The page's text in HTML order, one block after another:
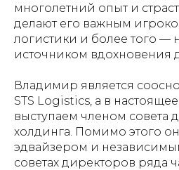
многолетний опыт и
делают его важным
логистики и более того —
источником вдохновения
Владимир является
STS Logistics, а в
выступаем членом совета
холдинга. Помимо этого он
эдвайзером и
советах директоров ряда